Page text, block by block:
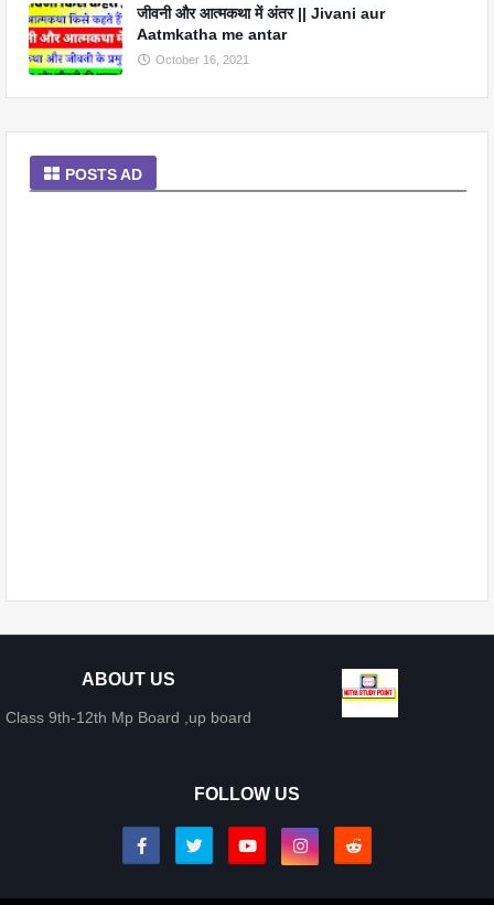
जीवनी और आत्मकथा में अंतर || Jivani aur
Aatmkatha me antar
October 16, 2021
POSTS AD
ABOUT US
Class 9th-12th Mp Board ,up board
FOLLOW US